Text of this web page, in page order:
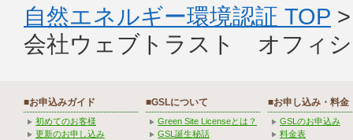
自然エネルギー環境認証 TOP
会社ウェブトラスト オフィ
■お申込みガイド
初めてのお客様
更新のお申し込み
■GSLについて
Green Site Licenseとは？
GSL誕生秘話
■お申し込み・料金
GSLのお申込み
料金表